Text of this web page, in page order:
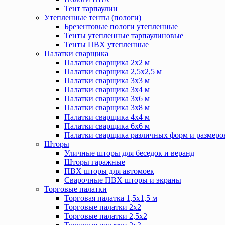
Тент тарпаулин
Утепленные тенты (пологи)
Брезентовые пологи утепленные
Тенты утепленные тарпаулиновые
Тенты ПВХ утепленные
Палатки сварщика
Палатки сварщика 2х2 м
Палатки сварщика 2,5х2,5 м
Палатки сварщика 3х3 м
Палатки сварщика 3х4 м
Палатки сварщика 3х6 м
Палатки сварщика 3х8 м
Палатки сварщика 4х4 м
Палатки сварщика 6х6 м
Палатки сварщика различных форм и
Шторы
Уличные шторы для беседок и веранд
Шторы гаражные
ПВХ шторы для автомоек
Сварочные ПВХ шторы и экраны
Торговые палатки
Торговая палатка 1,5х1,5 м
Торговые палатки 2х2
Торговые палатки 2,5х2